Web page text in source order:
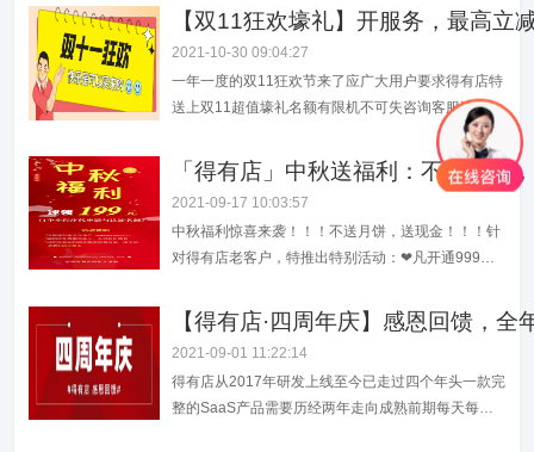
序，并且希望去做好小程序的，但基于商家自身缺乏
互联网知识、没有时间学习、不会操作软件、不懂电
商运营等，又不太愿意花几千块钱去招一个运营专
员，并且在短时间里也招不到合适的客服。针对...
【双11狂欢壕礼】开服务，最高
2021-10-30 09:04:27
一年一度的双11狂欢节来了应广大用户要求得有店特
送上双11超值壕礼名额有限机不可失咨询客服速领活
动时间：2021年11月1日-11月11日【活动福利】*开
1年会员，前50名减111元*开2年会员享3年，前100
名减1111元*开3年会员享5年，再减2000元额外再送
小程序认证服务详情请戳▼
「得有店」中秋送福利：不送月饼
2021-09-17 10:03:57
中秋福利惊喜来袭！！！不送月饼，送现金！！！针
对得有店老客户，特推出特别活动：❤凡开通999元
与认证名额活动时间：2021年09月16日—09月18日
仅限3天！！！❤所领福利可免费赠送他人，也可转
让销售！！！可将意向客户推荐给得有店，成交后立
即返现100元！！！活动详情，...
【得有店·四周年庆】感恩回馈，
2021-09-01 11:22:14
得有店从2017年研发上线至今已走过四个年头一款完
整的SaaS产品需要历经两年走向成熟前期每天每周